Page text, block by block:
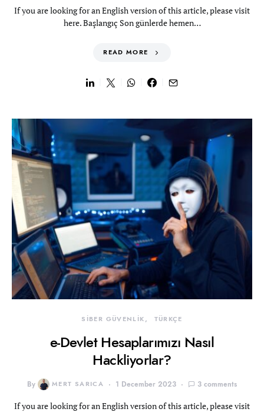
If you are looking for an English version of this article, please visit
here. Başlangıç Son günlerde hemen…
READ MORE
SİBER GÜVENLİK TÜRKÇE
e-Devlet Hesaplarımızı Nasıl
Hackliyorlar?
By MERT SARICA 1 December 2023 3 comments
If you are looking for an English version of this article, please visit